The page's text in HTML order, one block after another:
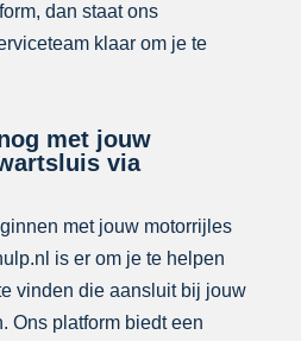
dan staat ons
klaar om je te
met jouw
via
met jouw motorrijles
is er om je te helpen
vinden die aansluit bij jouw
Ons platform biedt een